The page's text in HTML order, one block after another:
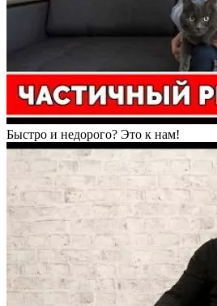
Быстро и недорого? Это к нам!